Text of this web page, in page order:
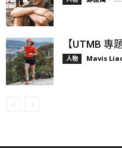
【UTMB 專
人物 Mavis